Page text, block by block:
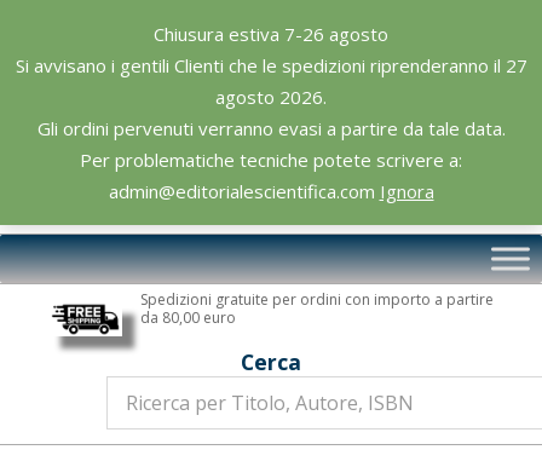
Chiusura estiva 7-26 agosto
Si avvisano i gentili Clienti che le spedizioni riprenderanno il 27
agosto 2026.
Gli ordini pervenuti verranno evasi a partire da tale data.
Per problematiche tecniche potete scrivere a:
admin@editorialescientifica.com Ignora
content
Editoriale
Scientifica
Primary
Navigation
Spedizioni gratuite per ordini con importo a partire
da 80,00 euro
Cerca